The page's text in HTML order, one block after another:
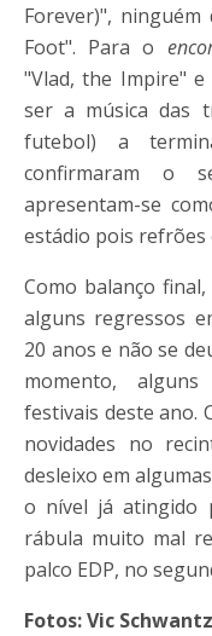
Forever)",
Foot". Para o
"Vlad, the Impire"
ser a música das
futebol) a
confirmaram o
apresentam-se
estádio pois
Como balanço
alguns regressos
20 anos e não se
momento,
festivais deste ano.
novidades no
desleixo em
o nível já atingido
rábula muito mal
palco EDP, no
Fotos: Vic